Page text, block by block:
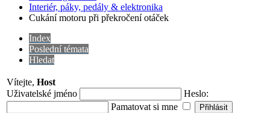
Interiér, páky, pedály & elektronika
Cukání motoru při překročení otáček
Index
Poslední témata
Hledat
Vítejte, Host
Uživatelské jméno
Heslo:
Pamatovat si mne